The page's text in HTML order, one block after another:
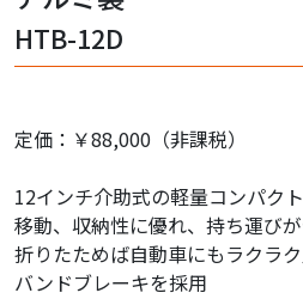
HTB-12D
定価：￥88,000（非課税）
12インチ介助式の軽量コンパク
移動、収納性に優れ、持ち運び
折りたためば自動車にもラクラ
バンドブレーキを採用